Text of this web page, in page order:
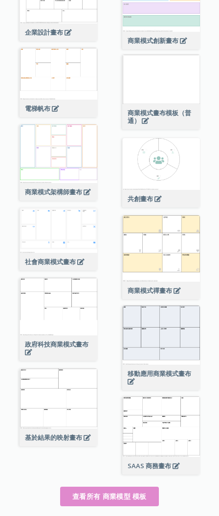
企業設計畫布
商業模式創新畫布
電梯帆布
商業模式畫布模板（普
通）
商業模式架構師畫布
共創畫布
社會商業模式畫布
商業模式禪畫布
政府科技商業模式畫布
移動應用商業模式畫布
基於結果的映射畫布
SAAS 商務畫布
查看所有 商業模型 模板